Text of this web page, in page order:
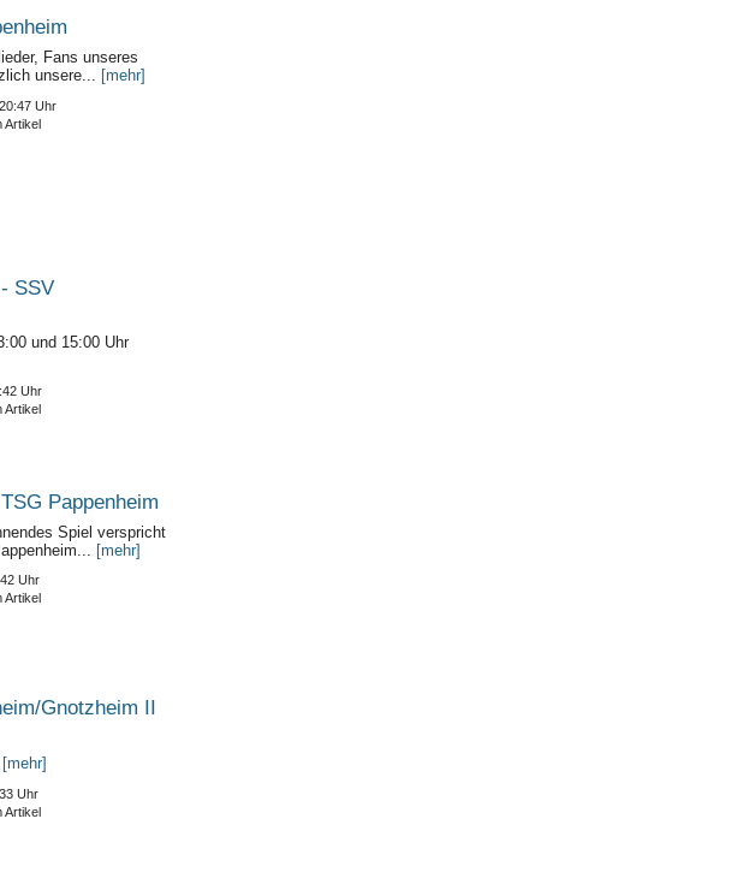
Fans unseres
unsere...
[mehr]
Uhr
Artikel
SSV
und 15:00 Uhr
Uhr
Artikel
Pappenheim
Spiel verspricht
[mehr]
Uhr
Artikel
Gnotzheim II
[mehr]
Uhr
Artikel